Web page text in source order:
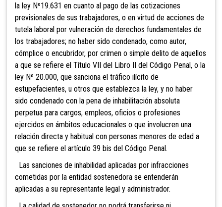
la ley Nº19.631 en cuanto al pago de las cotizaciones
previsionales de sus trabajadores, o en virtud de acciones de
tutela laboral por vulneración de derechos fundamentales de
los trabajadores; no haber sido condenado, como autor,
cómplice o encubridor, por crimen o simple delito de aquellos
a que se refiere el Título VII del Libro II del Código Penal, o la
ley Nº 20.000, que sanciona el tráfico ilícito de
estupefacientes, u otros que establezca la ley, y no haber
sido condenado con la pena de inhabilitación absoluta
perpetua para cargos, empleos, oficios o profesiones
ejercidos en ámbitos educacionales o que involucren una
relación directa y habitual con personas menores de edad a
que se refiere el artículo 39 bis del Código Penal.
Las sanciones de inhabilidad aplicadas por infracciones
cometidas por la entidad sostenedora se entenderán
aplicadas a su representante legal y administrador.